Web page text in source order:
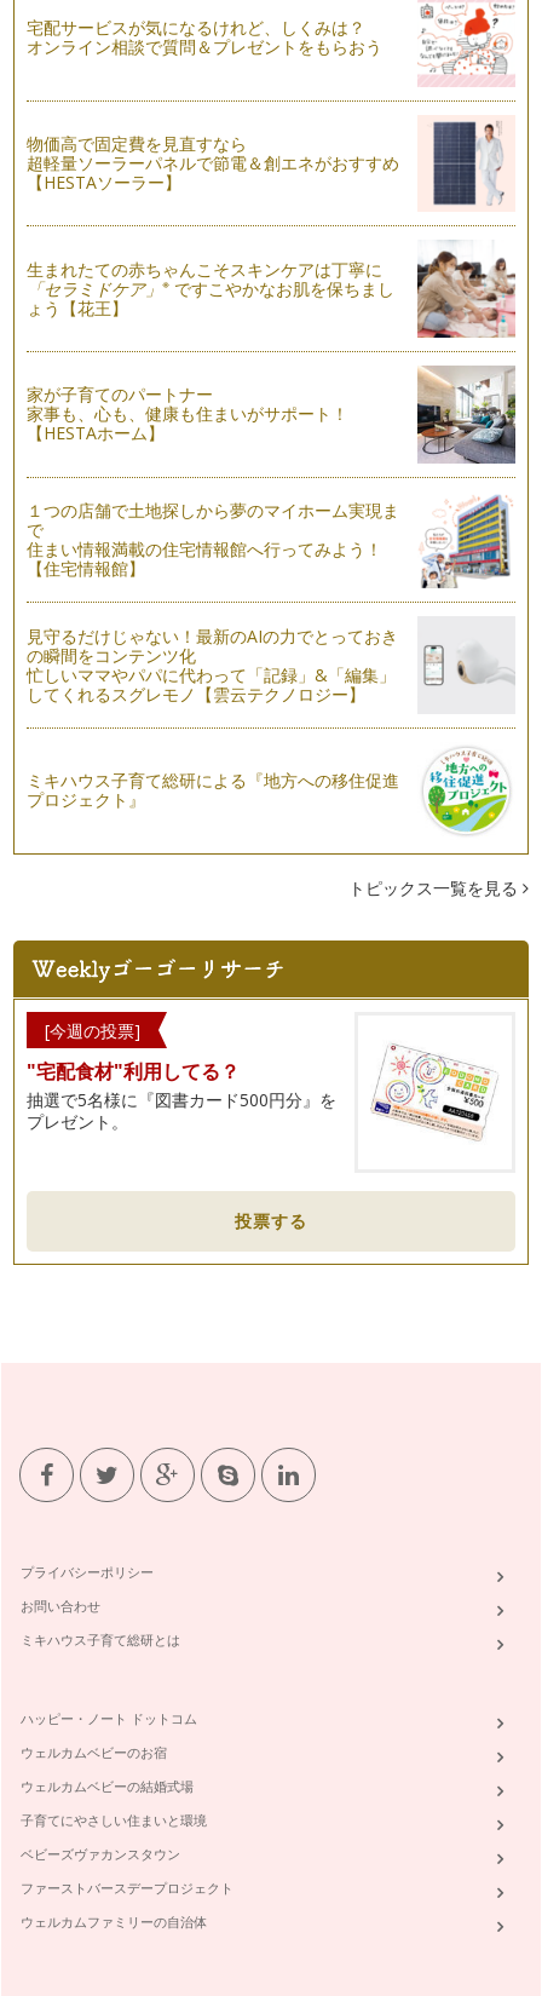
長い雨が続く関東も浄化の時期なのかも・・・、この自然の計
らいを大切に感じる日々のやまがたて…
私という大きな樹を育てましょう
いつも子育てに頑張るママにゆるっと気持ちを緩めるメッセー
ジをおおくりしています。私が長女を…
絆ホルモン オキシトシンとスキンシップ
先日NHKでも番組で取り上げられていた「オキシトシン」と
いうホルモン。このホルモン一番の特…
五感を使う子どもとの時間
いつも子育てを頑張っているみなさまに、今日もすこしでも
心がほぐれるメッセージをお伝えいた…
いつも子育てを頑張っているみなさまに今日もすこしでも 心
がほぐれるメッセージをお伝えいたし…
助産師の現場時代。たくさんの出産に立ち会わせていただきま
した。そこにはたくさんの人生ドラマ…
宅配サービスが気になるけれど、しくみは？
オンライン相談で質問＆プレゼントをもらおう
物価高で固定費を見直すなら
超軽量ソーラーパネルで節電＆創エネがおすすめ
【HESTAソーラー】
生まれたての赤ちゃんこそスキンケアは丁寧に
「セラミドケア」※ ですこやかなお肌を保ちまし
ょう【花王】
家が子育てのパートナー
家事も、心も、健康も住まいがサポート！
【HESTAホーム】
１つの店舗で土地探しから夢のマイホーム実現ま
で
住まい情報満載の住宅情報館へ行ってみよう！
【住宅情報館】
見守るだけじゃない！最新のAIの力でとっておき
の瞬間をコンテンツ化
忙しいママやパパに代わって「記録」&「編集」
してくれるスグレモノ【雲云テクノロジー】
ミキハウス子育て総研による『地方への移住促進
プロジェクト』
トピックス一覧を見る
[今週の投票]
"宅配食材"利用してる？
抽選で5名様に『図書カード500円分』を
プレゼント。
投票する
プライバシーポリシー
お問い合わせ
ミキハウス子育て総研とは
ハッピー・ノート ドットコム
ウェルカムベビーのお宿
ウェルカムベビーの結婚式場
子育てにやさしい住まいと環境
ベビーズヴァカンスタウン
ファーストバースデープロジェクト
ウェルカムファミリーの自治体